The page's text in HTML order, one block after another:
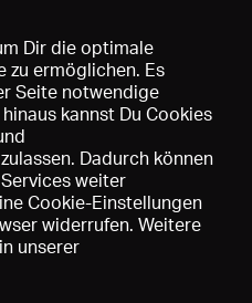
Speichern
Dir die optimale
zu ermöglichen. Es
Seite notwendige
kannst Du Cookies
Dadurch können
weiter
Cookie-Einstellungen
widerrufen. Weitere
unserer